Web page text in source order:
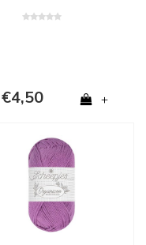
€4,50 +